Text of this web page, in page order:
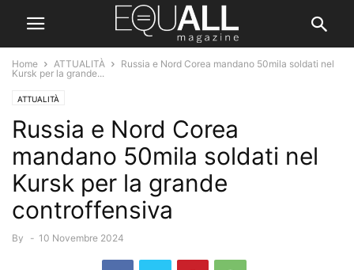
Home ATTUALITÀ
Russia e Nord Corea mandano 50mila soldati nel
Kursk per la grande...
ATTUALITÀ
Russia e Nord Corea
mandano 50mila soldati nel
Kursk per la grande
controffensiva
By - 10 Novembre 2024